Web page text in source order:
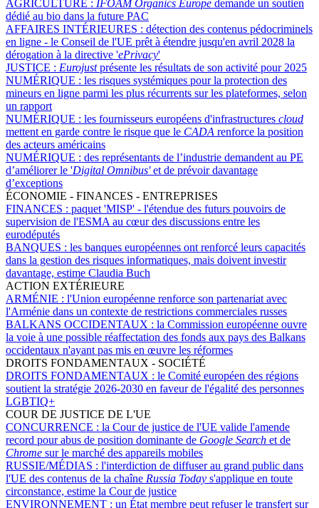
AGRICULTURE : IFOAM Organics Europe demande un soutien
dédié au bio dans la future PAC
AFFAIRES INTÉRIEURES : détection des contenus pédocriminels
en ligne - le Conseil de l'UE prêt à étendre jusqu'en avril 2028 la
dérogation à la directive 'ePrivacy'
JUSTICE : Eurojustprésente les résultats de son activité pour 2025
NUMÉRIQUE : les risques systémiques pour la protection des
mineurs en ligne parmi les plus récurrents sur les plateformes, selon
un rapport
NUMÉRIQUE : les fournisseurs européens d'infrastructures cloud
mettent en garde contre le risque que le CADA renforce la position
des acteurs américains
NUMÉRIQUE : des représentants de l’industrie demandent au PE
d’améliorer le 'Digital Omnibus'et de prévoir davantage
d’exceptions
ÉCONOMIE - FINANCES - ENTREPRISES
FINANCES : paquet 'MISP' - l'étendue des futurs pouvoirs de
supervision de l'ESMA au cœur des discussions entre les
eurodéputés
BANQUES : les banques européennes ont renforcé leurs capacités
dans la gestion des risques informatiques, mais doivent investir
davantage, estime Claudia Buch
ACTION EXTÉRIEURE
ARMÉNIE : l'Union européenne renforce son partenariat avec
l'Arménie dans un contexte de restrictions commerciales russes
BALKANS OCCIDENTAUX : la Commission européenne ouvre
la voie à une possible réaffectation des fonds aux pays des Balkans
occidentaux n'ayant pas mis en œuvre les réformes
DROITS FONDAMENTAUX - SOCIÉTÉ
DROITS FONDAMENTAUX : le Comité européen des régions
soutient la stratégie 2026-2030 en faveur de l'égalité des personnes
LGBTIQ+
COUR DE JUSTICE DE L'UE
CONCURRENCE : la Cour de justice de l'UE valide l'amende
record pour abus de position dominante de Google Search et de
Chrome sur le marché des appareils mobiles
RUSSIE/MÉDIAS : l'interdiction de diffuser au grand public dans
l'UE des contenus de la chaîne Russia Today s'applique en toute
circonstance, estime la Cour de justice
ENVIRONNEMENT : un État membre peut refuser le transfert sur